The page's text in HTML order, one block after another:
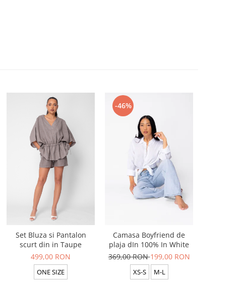
Set Bluza si Pantalon
scurt din in Taupe
499,00 RON
ONE SIZE
-46%
Camasa Boyfriend de
plaja dIn 100% In White
369,00 RON199,00 RON
XS-S M-L